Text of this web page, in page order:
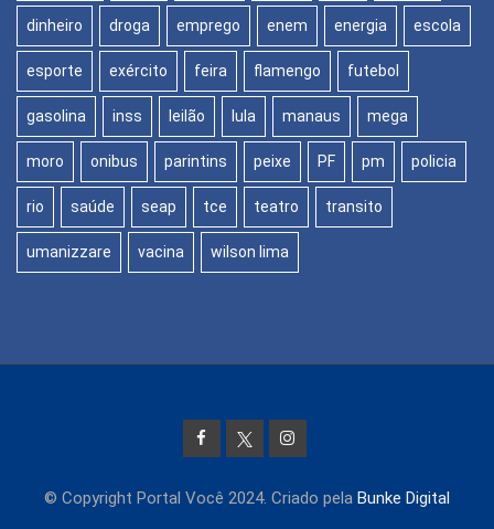
dinheiro droga emprego enem energia escola
esporte exército feira flamengo futebol
gasolina inss leilão lula manaus mega
moro onibus parintins peixe PF pm policia
rio saúde seap tce teatro transito
umanizzare vacina wilson lima
© Copyright Portal Você 2024. Criado pela Bunke Digital